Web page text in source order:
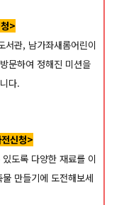
>
서관, 남가좌새롬어린이
문하여 정해진 미션을
다.
신청>
도록 다양한 재료를 이
만들기에 도전해보세